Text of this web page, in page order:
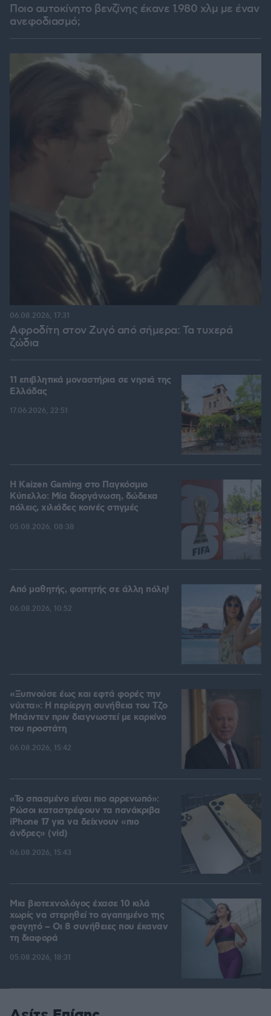
Ποιο αυτοκίνητο βενζίνης έκανε 1.980 χλμ με έναν
ανεφοδιασμό;
Αφροδίτη στον Ζυγό από σήμερα: Τα τυχερά
ζώδια
06.08.2026, 17:31
11 επιβλητικά μοναστήρια σε νησιά της
Ελλάδας
17.06.2026, 22:51
H Kaizen Gaming στο Παγκόσμιο
Kύπελλο: Μία διοργάνωση, δώδεκα
πόλεις, χιλιάδες κοινές στιγμές
05.08.2026, 08:38
Από μαθητής, φοιτητής σε άλλη πόλη!
06.08.2026, 10:52
«Ξυπνούσε έως και εφτά φορές την
νύχτα»: Η περίεργη συνήθεια του Τζο
Μπάιντεν πριν διαγνωστεί με καρκίνο
του προστάτη
06.08.2026, 15:42
«Το σπασμένο είναι πιο αρρενωπό»:
Ρώσοι καταστρέφουν τα πανάκριβα
iPhone 17 για να δείχνουν «πιο
άνδρες» (vid)
06.08.2026, 15:43
Μια βιοτεχνολόγος έχασε 10 κιλά
χωρίς να στερηθεί το αγαπημένο της
φαγητό – Οι 8 συνήθειες που έκαναν
τη διαφορά
05.08.2026, 18:31